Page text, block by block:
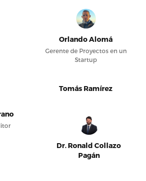
Orlando Alomá
Gerente de Proyectos en un
Startup
Tomás Ramírez
Dr. Ronald Collazo
Pagán